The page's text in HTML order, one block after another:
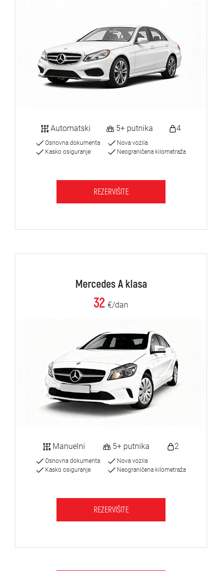
Automatski 5+ putnika 4
Osnovna dokumenta
Kasko osiguranje
Nova vozila
Neograničena kilometraža
REZERVIŠITE
Mercedes A klasa
32 €/dan
Manuelni 5+ putnika 2
Osnovna dokumenta
Kasko osiguranje
Nova vozila
Neograničena kilometraža
REZERVIŠITE